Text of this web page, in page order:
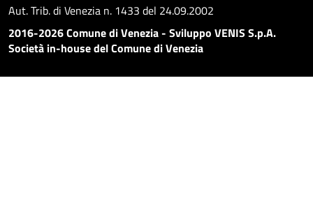
Aut. Trib. di Venezia n. 1433 del 24.09.2002
2016-2026 Comune di Venezia - Sviluppo VENIS S.p.A.
Società in-house del Comune di Venezia